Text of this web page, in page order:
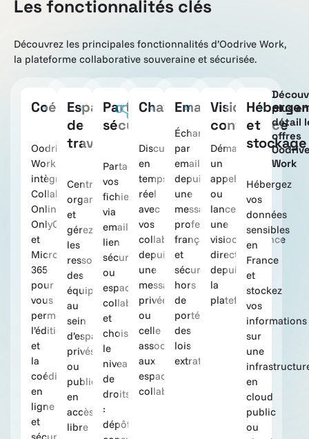
Les fonctionnalités clés
Découvrez les principales fonctionnalités d’Oodrive Work,
la plateforme collaborative souveraine et sécurisée.
Coédition
Oodrive
Work
intègre
Collabora
Online,
OnlyOffice
et
Microsoft
365
pour
vous
permettre
l’édition
et
la
coédition
en
ligne
et
Espace
de
travail
Centralisez,
organisez
et
gérez
les
ressources
des
équipes
au
sein
d’espaces
privés
ou
publics,
en
accès
libre
Partage
sécurisé
Partagez
vos
fichiers
via
email,
lien
sécurisé
ou
espace
collaboratif,
et
choisissez
le
niveau
de
droits
:
dépôt,
Chat
Discutez
en
temps
réel
avec
vos
collaborateurs,
depuis
une
messagerie
privée
ou
celle
associée
aux
espaces
collaboratifs.
Email
Échangez
par
email
depuis
une
messagerie
professionnelle
française
et
sécurisée
hors
de
portée
des
lois
extraterritoriales.
Visio
conférence
Démarrez
un
appel
ou
lancez
une
visioconférence
directement
depuis
la
plateforme.
et
stockage
Hébergez
vos
données
sensibles
en
France
et
stockez
vos
informations
sur
une
en
cloud
public
ou
plus en
détail
offres
Work